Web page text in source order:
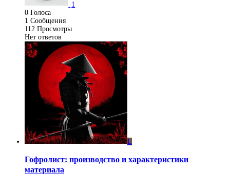
1
0 Голоса
1 Сообщения
112 Просмотры
Нет ответов
L
Гофролист: производство и характеристики
материала